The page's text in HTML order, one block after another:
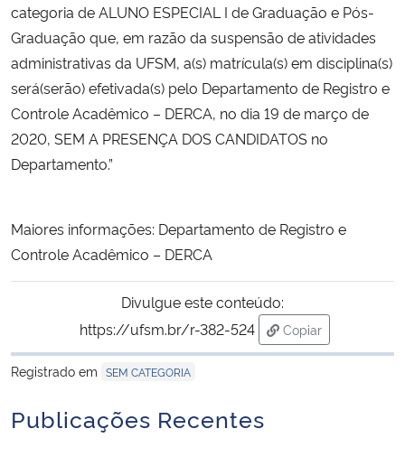
Ministério do Meio Ambiente
Ministério do Turismo
Ministério do Desenvolvimento Regional
Controladoria-Geral da União
Ministério da Mulher, da Família e dos Direitos Humanos
Secretaria de Governo
Gabinete de Segurança Institucional
Advocacia-Geral da União
categoria de ALUNO ESPECIAL I de Graduação e Pós-
Graduação que, em razão da suspensão de atividades
administrativas da UFSM, a(s) matrícula(s) em disciplina(s)
será(serão) efetivada(s) pelo Departamento de Registro e
Controle Acadêmico – DERCA, no dia 19 de março de
2020, SEM A PRESENÇA DOS CANDIDATOS no
Departamento.”
Maiores informações: Departamento de Registro e
Controle Acadêmico – DERCA
Divulgue este conteúdo:
https://ufsm.br/r-382-524
Copiar
para área de
Registrado em SEM CATEGORIA
Publicações Recentes